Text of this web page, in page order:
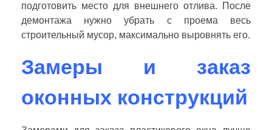
подготовить место для внешнего отлива. После
демонтажа нужно убрать с проема весь
строительный мусор, максимально выровнять его.
Замеры и заказ
оконных конструкций